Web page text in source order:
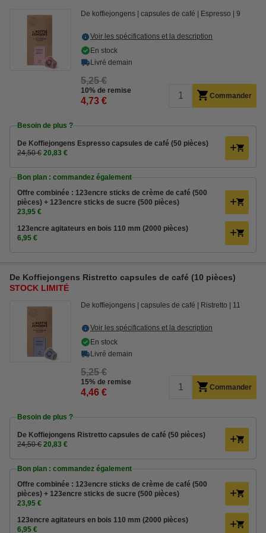
De koffiejongens capsules de café Espresso 9
Voir les spécifications et la description
En stock
Livré demain
5,25 €
10% de remise
4,73 € Commander
Besoin de plus ?
De Koffiejongens Espresso capsules de café (50 pièces)
24,50 € 20,83 €
Bon plan : commandez également
Offre combinée : 123encre sticks de crème de café (500
pièces) + 123encre sticks de sucre (500 pièces)
23,95 €
123encre agitateurs en bois 110 mm (2000 pièces)
6,95 €
De Koffiejongens Ristretto capsules de café (10 pièces)
STOCK LIMITÉ
De koffiejongens capsules de café Ristretto 11
Voir les spécifications et la description
En stock
Livré demain
5,25 €
15% de remise
4,46 € Commander
Besoin de plus ?
De Koffiejongens Ristretto capsules de café (50 pièces)
24,50 € 20,83 €
Bon plan : commandez également
Offre combinée : 123encre sticks de crème de café (500
pièces) + 123encre sticks de sucre (500 pièces)
23,95 €
123encre agitateurs en bois 110 mm (2000 pièces)
6,95 €